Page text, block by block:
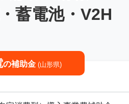
蓄電池・V2H
の補助金 (山形県)